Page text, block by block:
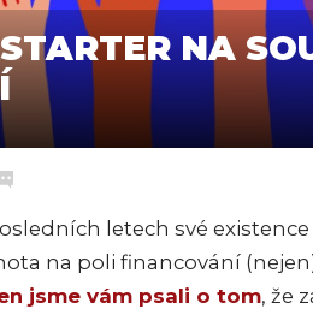
NA
letech své existence
na poli financování
jsme vám psali o tom, že